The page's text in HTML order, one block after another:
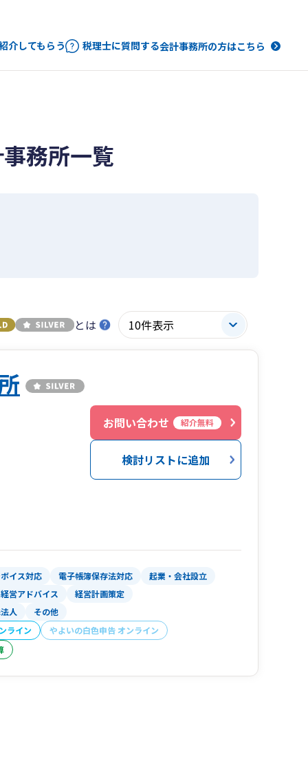
介してもらう 税理士に質問する会計事務所の方はこちら
務所一覧
とは
お問い合わせ 紹介無料
検討リストに追加
イス対応 電子帳簿保存法対応
起業・会社設立
経営アドバイス
経営計画策定
人
その他
ライン
やよいの白色申告 オンライン